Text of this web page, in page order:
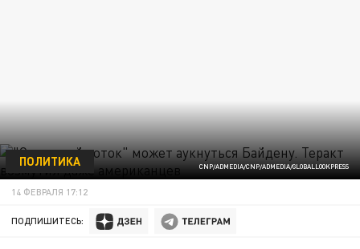
CNP/ADMEDIA/CNP/ADMEDIA/GLOBALLOOKPRESS
ПОЛИТИКА
14 ФЕВРАЛЯ 17:12
ПОДПИШИТЕСЬ: